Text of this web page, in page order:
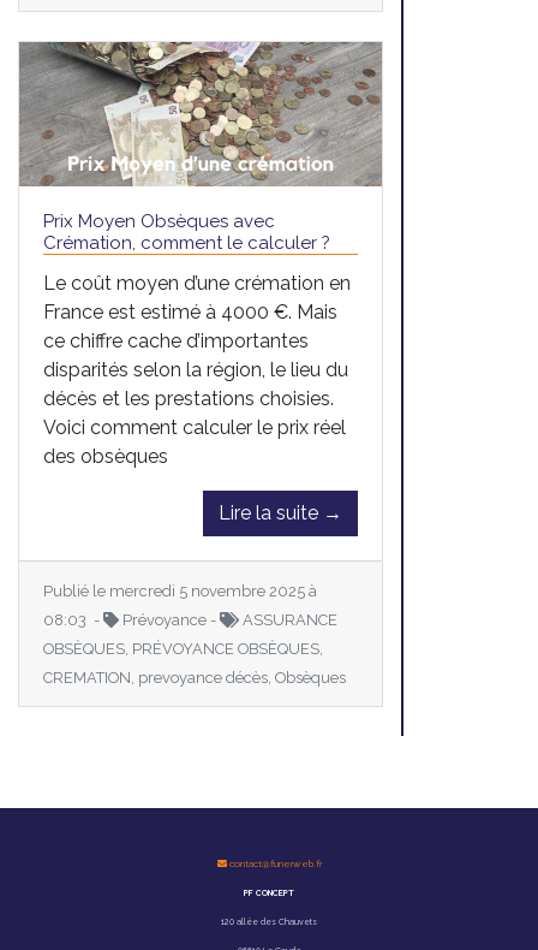
Prix Moyen Obsèques avec
Crémation, comment le calculer ?
Le coût moyen d’une crémation en
France est estimé à 4000 €. Mais
ce chiffre cache d’importantes
disparités selon la région, le lieu du
décès et les prestations choisies.
Voici comment calculer le prix réel
des obsèques
Lire la suite →
Publié le mercredi 5 novembre 2025 à
08:03 -
Prévoyance -
ASSURANCE
OBSÈQUES, PRÉVOYANCE OBSÈQUES,
CREMATION, prevoyance décès, Obsèques
contact@funerweb.fr
PF CONCEPT
120 allée des Chauvets